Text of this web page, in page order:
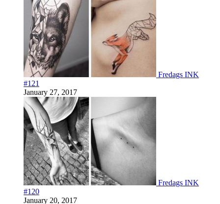
Fredags INK
#121
January 27, 2017
Fredags INK
#120
January 20, 2017